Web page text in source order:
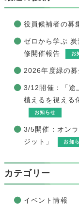
役員候補者の募
ゼロから学ぶ
修開催報告
お
2026年度緑の
3/12開催：「途
植えるを視える
お知らせ
3/5開催：オン
ジット」
お知
カテゴリー
イベント情報